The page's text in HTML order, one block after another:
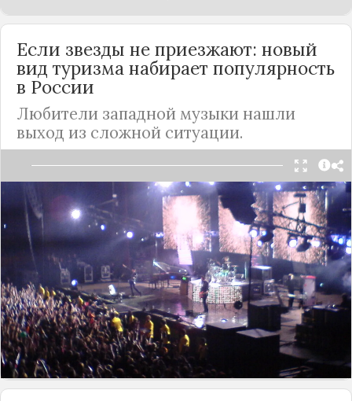
Если звезды не приезжают: новый
вид туризма набирает популярность
в России
Любители западной музыки нашли
выход из сложной ситуации.
В связи со сложной геополитической ситуацией
многие западные знаменитости больше не
приезжают с концертами в
Россию. Однако
поклонники иностранных звезд не хотят
пропускать выступления кумиров и ради их шоу
готовы ехать за границу. В итоге в нашей стране
начал набирать обороты новый вид туризма, о
чем сообщили представители отрасли.
Подробнее